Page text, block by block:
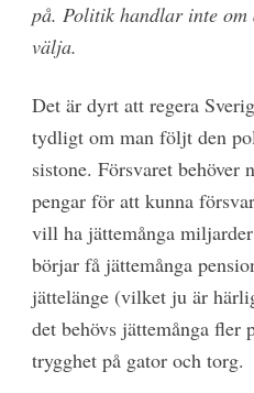
på. Politik handlar inte
välja.
Det är dyrt att regera
tydligt om man följt den
sistone. Försvaret behöver
pengar för att kunna
vill ha jättemånga
börjar få jättemånga
jättelänge (vilket ju är
det behövs jättemånga fler
trygghet på gator och torg.